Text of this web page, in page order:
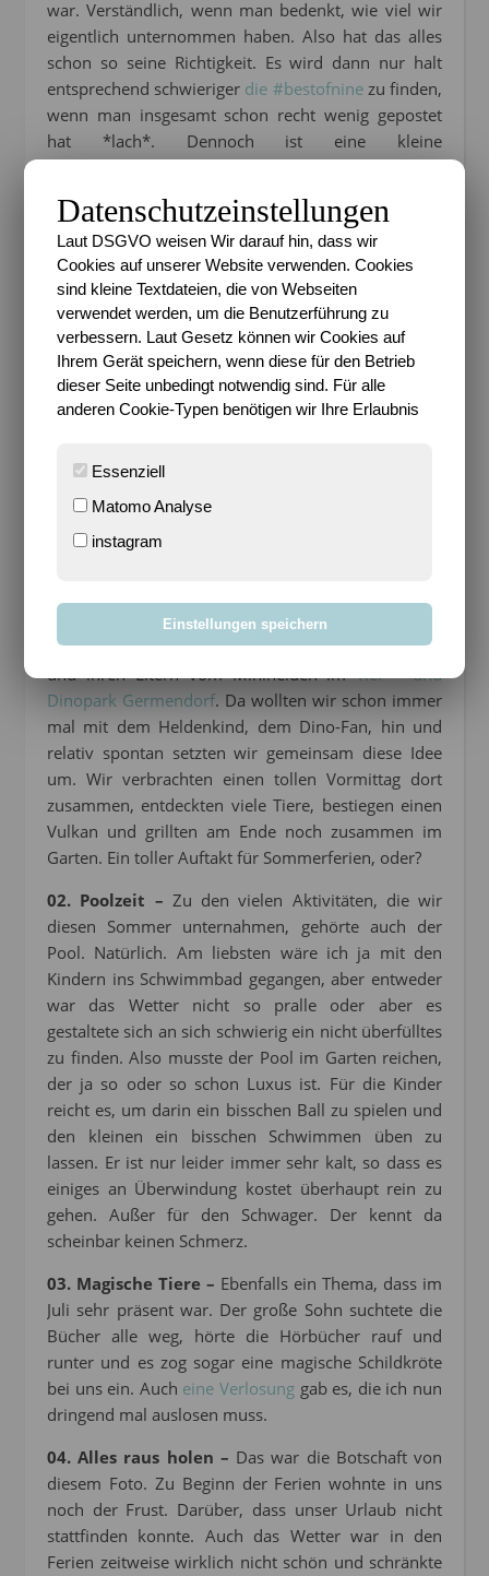
war. Verständlich, wenn man bedenkt, wie viel wir
eigentlich unternommen haben. Also hat das alles
schon so seine Richtigkeit. Es wird dann nur halt
entsprechend schwieriger die #bestofninezu finden,
wenn man insgesamt schon recht wenig gepostet
hat *lach*. Dennoch ist eine kleine
01. Zack – Lama! –Gleich zu Beginn der
Sommerferien waren wir mit einer Schulfreundin
und ihren Eltern vom Minihelden imTier – und
Dinopark Germendorf. Da wollten wir schon immer
mal mit dem Heldenkind, dem Dino-Fan, hin und
relativ spontan setzten wir gemeinsam diese Idee
um. Wir verbrachten einen tollen Vormittag dort
zusammen, entdeckten viele Tiere, bestiegen einen
Vulkan und grillten am Ende noch zusammen im
Garten. Ein toller Auftakt für Sommerferien, oder?
02. Poolzeit – Zu den vielen Aktivitäten, die wir
diesen Sommer unternahmen, gehörte auch der
Pool. Natürlich. Am liebsten wäre ich ja mit den
Kindern ins Schwimmbad gegangen, aber entweder
war das Wetter nicht so pralle oder aber es
gestaltete sich an sich schwierig ein nicht überfülltes
zu finden. Also musste der Pool im Garten reichen,
der ja so oder so schon Luxus ist. Für die Kinder
reicht es, um darin ein bisschen Ball zu spielen und
den kleinen ein bisschen Schwimmen üben zu
lassen. Er ist nur leider immer sehr kalt, so dass es
einiges an Überwindung kostet überhaupt rein zu
gehen. Außer für den Schwager. Der kennt da
scheinbar keinen Schmerz.
03. Magische Tiere – Ebenfalls ein Thema, dass im
Juli sehr präsent war. Der große Sohn suchtete die
Bücher alle weg, hörte die Hörbücher rauf und
runter und es zog sogar eine magische Schildkröte
bei uns ein. Auch eine Verlosung gab es, die ich nun
dringend mal auslosen muss.
04. Alles raus holen – Das war die Botschaft von
diesem Foto. Zu Beginn der Ferien wohnte in uns
noch der Frust. Darüber, dass unser Urlaub nicht
stattfinden konnte. Auch das Wetter war in den
Ferien zeitweise wirklich nicht schön und schränkte
Datenschutzeinstellungen
Laut DSGVO weisen Wir darauf hin, dass wir
Cookies auf unserer Website verwenden. Cookies
sind kleine Textdateien, die von Webseiten
verwendet werden, um die Benutzerführung zu
verbessern. Laut Gesetz können wir Cookies auf
Ihrem Gerät speichern, wenn diese für den Betrieb
dieser Seite unbedingt notwendig sind. Für alle
anderen Cookie-Typen benötigen wir Ihre Erlaubnis
Essenziell
Matomo Analyse
instagram
Einstellungen speichern